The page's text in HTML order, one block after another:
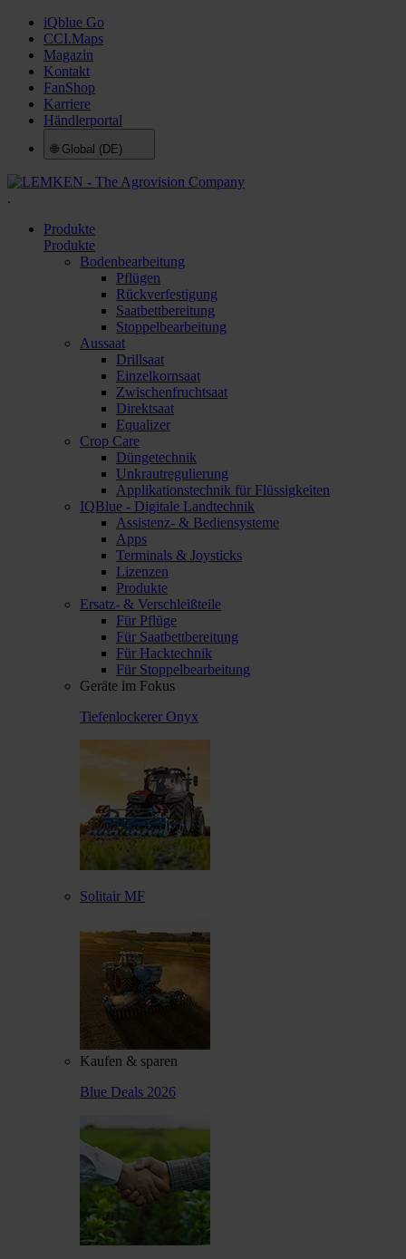
iQblue Go
CCI.Maps
Magazin
Kontakt
FanShop
Karriere
Händlerportal
🌐 Global (DE)
.
Produkte
Produkte
Bodenbearbeitung
Pflügen
Rückverfestigung
Saatbettbereitung
Stoppelbearbeitung
Aussaat
Drillsaat
Einzelkornsaat
Zwischenfruchtsaat
Direktsaat
Equalizer
Crop Care
Düngetechnik
Unkrautregulierung
Applikationstechnik für Flüssigkeiten
IQBlue - Digitale Landtechnik
Assistenz- & Bediensysteme
Apps
Terminals & Joysticks
Lizenzen
Produkte
Ersatz- & Verschleißteile
Für Pflüge
Für Saatbettbereitung
Für Hacktechnik
Für Stoppelbearbeitung
Geräte im Fokus
Tiefenlockerer Onyx
Solitair MF
Kaufen & sparen
Blue Deals 2026